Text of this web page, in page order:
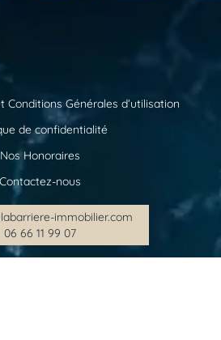
Conditions Générales d’utilisation
de confidentialité
Nos Honoraires
Contactez-nous
immobilier.com
06 66 11 99 07